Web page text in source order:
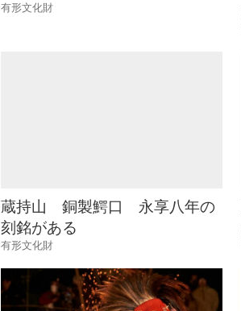
有形文化財
蔵持山 銅製鰐口 永享八年の
刻銘がある
有形文化財